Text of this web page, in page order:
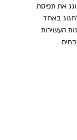
את תפיסת
בשנת 1605. את ערב החג עצמו (5.11) יצאתי לחגוג באחד
העשירות